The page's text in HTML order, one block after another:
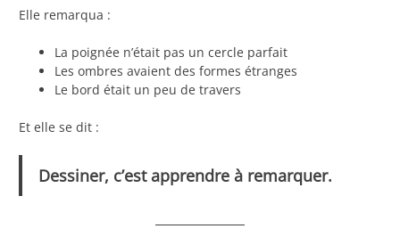
Elle remarqua :
La poignée n’était pas un cercle parfait
Les ombres avaient des formes étranges
Le bord était un peu de travers
Et elle se dit :
Dessiner, c’est apprendre à remarquer.